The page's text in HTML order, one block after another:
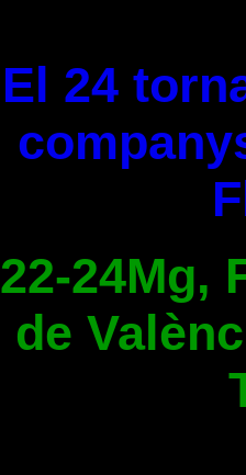
El 24
22-24Mg,
de